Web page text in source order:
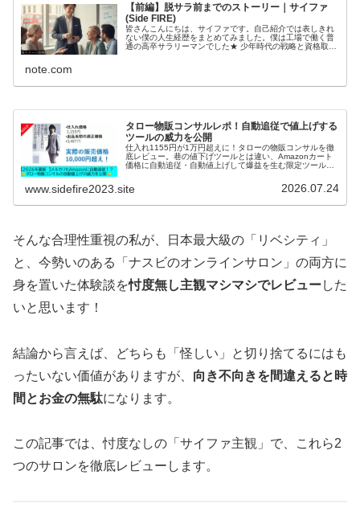
【前編】脱サラ前までのストーリー｜サイファ
(Side FIRE)
皆さんこんにちは、サイファです。自己紹介では表しきれ
ない僕の人生経歴をまとめてみました。僕は工場で働く普
通の高卒サラリーマンでした★ 少年時代の戦略と資格取得
note.com
タロー物販コンサルレポ！自動追従で値上げする
ツールの威力を公開
仕入れ1155円が1万円超えに！タローの物販コンサルを徹
底レビュー。巷の値下げツールとは違い、Amazonカート
価格に自動追従・自動値上げして爆益を生む限定ツールの
www.sidefire2023.site 2026.07.24
そんな合理性重視の私が、日本最大級の「リベシティ」
と、今勢いのある「ナスビのオンラインサロン」の両方に
身を置いた体験談を忖度無し主観マシマシでレビューした
いと思います！
結論から言えば、どちらも「怪しい」と切り捨てるにはも
ったいない価値がありますが、 向き不向きを間違えると時
間とお金の無駄になります。
この記事では、忖度なしの「サイファ主観」で、これら2
つのサロンを徹底レビューします。